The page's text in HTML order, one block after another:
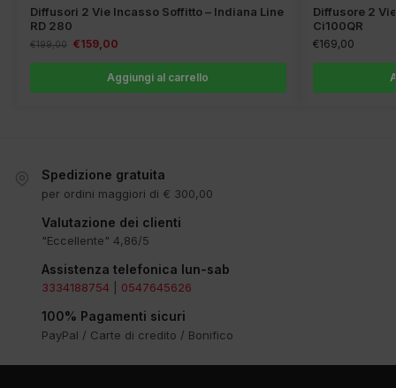
Diffusori 2 Vie Incasso Soffitto – Indiana Line
RD 280
€199,00 €159,00
Aggiungi al carrello
Diffusore 2
Ci100QR
€169,00
Spedizione gratuita
per ordini maggiori di € 300,00
Valutazione dei clienti
"Eccellente" 4,86/5
Assistenza telefonica lun-sab
3334188754 0547645626
100% Pagamenti sicuri
PayPal / Carte di credito / Bonifico